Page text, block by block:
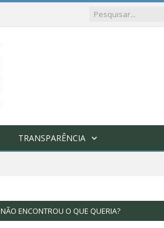
TRANSPARÊNCIA
NÃO ENCONTROU O QUE QUERIA?